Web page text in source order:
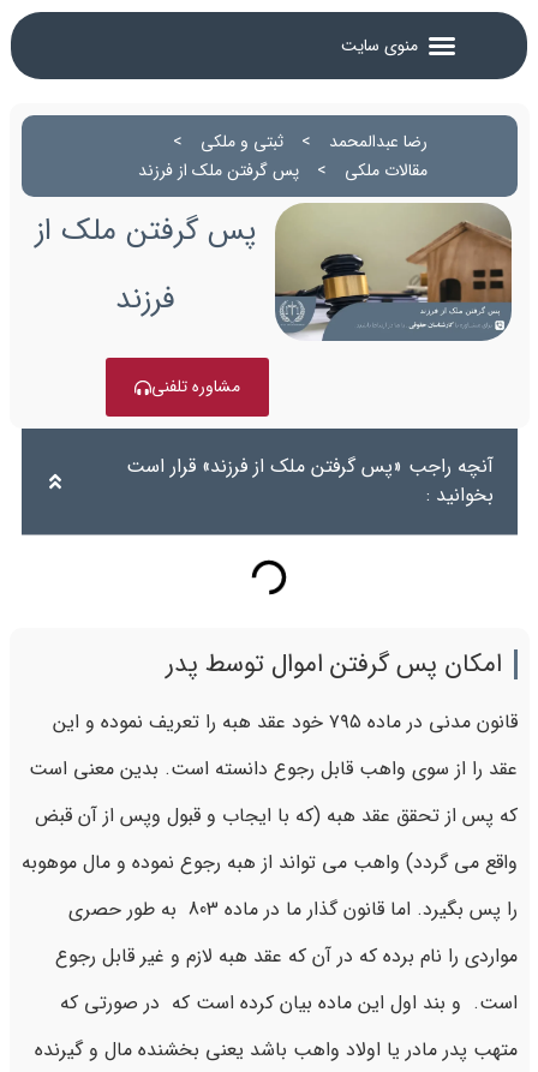
رضا عبدالمحمد > ثبتی و ملکی
>
مقالات ملکی
> پس گرفتن ملک از فرزند
پس گرفتن ملک از
فرزند
مشاوره تلفنی
آنچه راجب «پس گرفتن ملک از فرزند» قرار است
بخوانید :
امکان پس گرفتن اموال توسط پدر
قانون مدنی در ماده ۷۹۵ خود عقد هبه را تعریف نموده و این
عقد را از سوی واهب قابل رجوع دانسته است. بدین معنی است
که پس از تحقق عقد هبه (که با ایجاب و قبول وپس از آن قبض
واقع می گردد) واهب می تواند از هبه رجوع نموده و مال موهوبه
را پس بگیرد. اما قانون گذار ما در ماده 803 به طور حصری
مواردی را نام برده که در آن که عقد هبه لازم و غیر قابل رجوع
است. و بند اول این ماده بیان کرده است که در صورتی که
متهب پدر مادر یا اولاد واهب باشد یعنی بخشنده مال و گیرنده